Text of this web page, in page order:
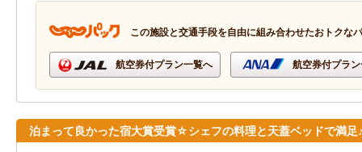
この施設と交通手段を自由に組み合わせたおトクな
航空券付プラン一覧へ 航空券付プラ
泊まって良かった宿大賞受賞☆シェフの料理と天蓋ベッドで満足